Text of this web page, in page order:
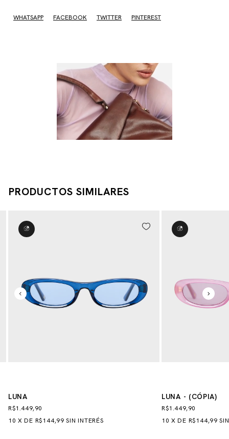
WHATSAPP
FACEBOOK TWITTER PINTEREST
PRODUCTOS SIMILARES
LUNA
R$1.449,90
10 XDE R$144,99 SIN INTERÉS
LUNA - (CÓPIA)
R$1.449,90
10 XDE R$144,99